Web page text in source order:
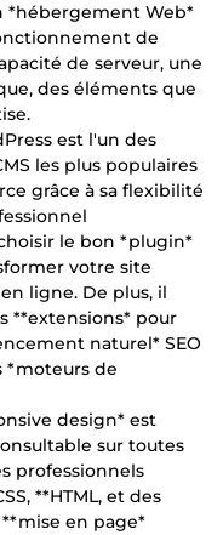
*hébergement Web*
de
de serveur, une
des éléments que
est l'un des
les plus populaires
grâce à sa flexibilité
le bon *plugin*
votre site
ligne. De plus, il
**extensions* pour
naturel* SEO
*moteurs de
design* est
sur toutes
professionnels
**HTML, et des
en page*